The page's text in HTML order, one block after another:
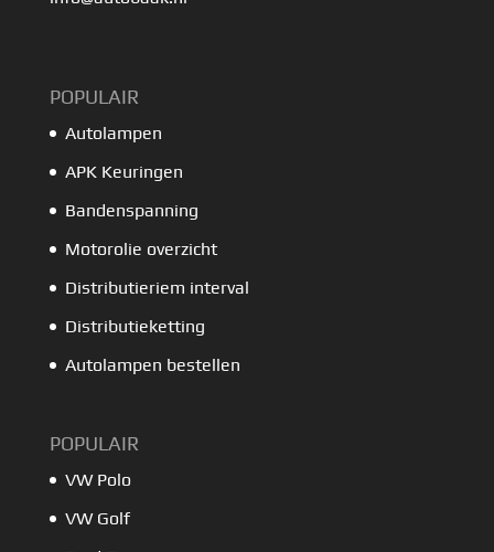
POPULAIR
Autolampen
APK Keuringen
Bandenspanning
Motorolie overzicht
Distributieriem interval
Distributieketting
Autolampen bestellen
POPULAIR
VW Polo
VW Golf